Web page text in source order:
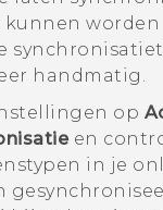
kunnen
handmatig.
op
en
in je